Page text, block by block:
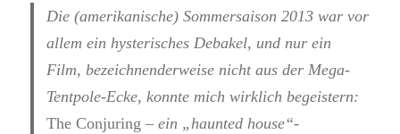
Die (amerikanische) Sommersaison 2013 war vor
allem ein hysterisches Debakel, und nur ein
Film, bezeichnenderweise nicht aus der Mega-
Tentpole-Ecke, konnte mich wirklich begeistern:
The Conjuring – ein „haunted house“-